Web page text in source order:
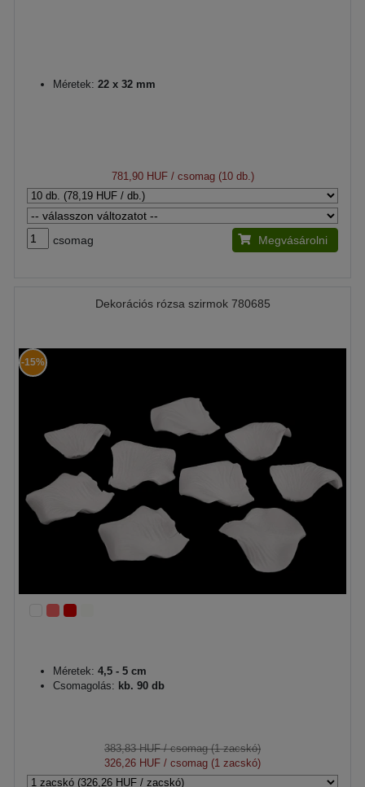
Méretek: 22 x 32 mm
781,90 HUF/ csomag (10 db.)
csomag Megvásárolni
Dekorációs rózsa szirmok 780685
-15%
Méretek: 4,5 - 5 cm
Csomagolás: kb. 90 db
383,83 HUF/ csomag (1 zacskó)
326,26 HUF / csomag (1 zacskó)